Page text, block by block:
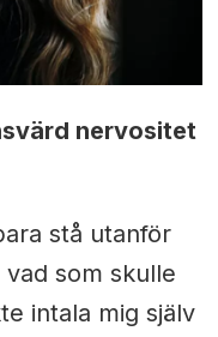
nervositet
stå utanför
som skulle
intala mig själv